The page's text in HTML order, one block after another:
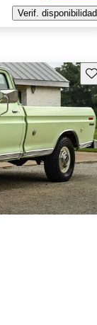
Verif. disponibilidad